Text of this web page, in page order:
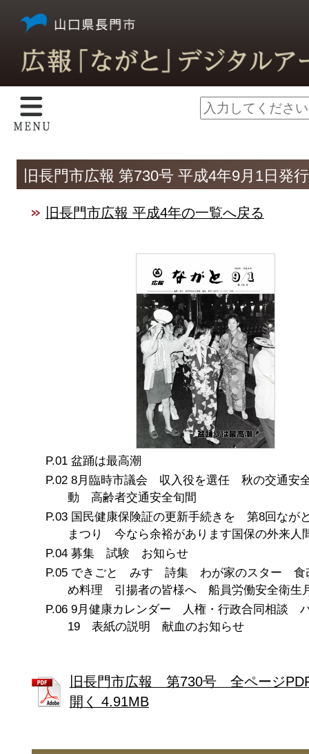
旧長門市広報 第730号 平成4年9月1日発行
旧長門市広報 平成4年の一覧へ戻る
盆踊は最高潮
8月臨時市議会 収入役を選任 秋の交通安
動 高齢者交通安全旬間
国民健康保険証の更新手続きを 第8回なが
まつり 今なら余裕があります国保の外来人
募集 試験 お知らせ
できごと みすゞ詩集 わが家のスター 食
め料理 引揚者の皆様へ 船員労働安全衛生
9月健康カレンダー 人権・行政合同相談
19 表紙の説明 献血のお知らせ
旧長門市広報 第730号 全ページ
開く 4.91MB